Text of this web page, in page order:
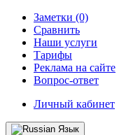
Заметки (0)
Сравнить
Наши услуги
Тарифы
Реклама на сайте
Вопрос-ответ
Личный кабинет
Язык